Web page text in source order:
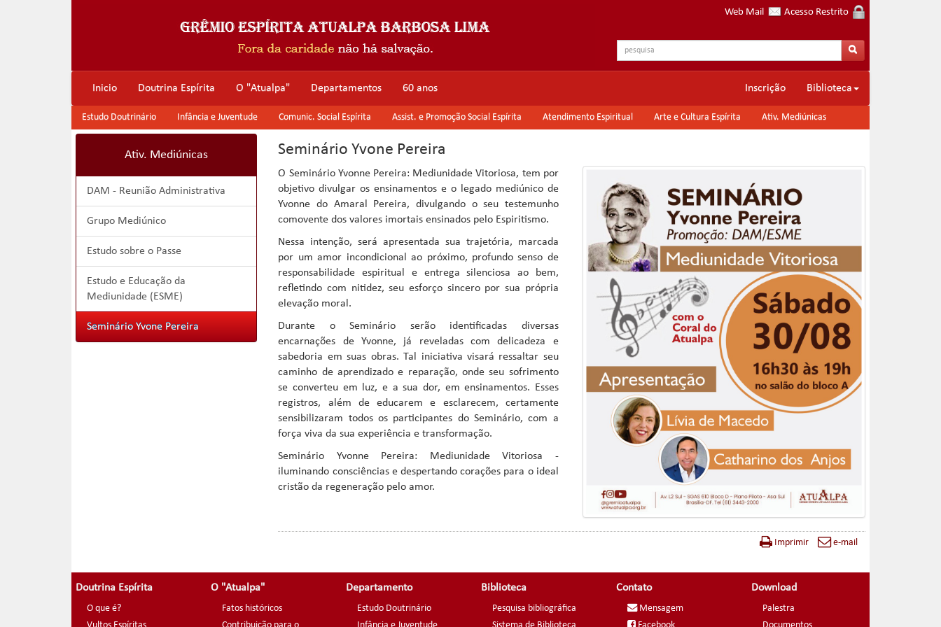
Web Mail Acesso Restrito
Inicio Doutrina Espírita O "Atualpa" Departamentos 60 anos Inscrição Biblioteca
Estudo Doutrinário Infância e Juventude Comunic. Social Espírita Assist. e Promoção Social Espírita Atendimento Espiritual Arte e Cultura Espírita Ativ. Mediúnicas
Ativ. Mediúnicas
DAM - Reunião Administrativa
Grupo Mediúnico
Estudo sobre o Passe
Estudo e Educação da
Mediunidade (ESME)
Seminário Yvone Pereira
Seminário Yvone Pereira
O Seminário Yvonne Pereira: Mediunidade Vitoriosa, tem por
objetivo divulgar os ensinamentos e o legado mediúnico de
Yvonne do Amaral Pereira, divulgando o seu testemunho
comovente dos valores imortais ensinados pelo Espiritismo.
Nessa intenção, será apresentada sua trajetória, marcada
por um amor incondicional ao próximo, profundo senso de
responsabilidade espiritual e entrega silenciosa ao bem,
refletindo com nitidez, seu esforço sincero por sua própria
elevação moral.
Durante o Seminário serão identificadas diversas
encarnações de Yvonne, já reveladas com delicadeza e
sabedoria em suas obras. Tal iniciativa visará ressaltar seu
caminho de aprendizado e reparação, onde seu sofrimento
se converteu em luz, e a sua dor, em ensinamentos. Esses
registros, além de educarem e esclarecem, certamente
sensibilizaram todos os participantes do Seminário, com a
força viva da sua experiência e transformação.
Seminário Yvonne Pereira: Mediunidade Vitoriosa -
iluminando consciências e despertando corações para o ideal
cristão da regeneração pelo amor.
Imprimir e-mail
Doutrina Espírita
O que é?
O "Atualpa"
Fatos históricos
Departamento
Estudo Doutrinário
Biblioteca
Pesquisa bibliográfica
Contato
Mensagem
Download
Palestra